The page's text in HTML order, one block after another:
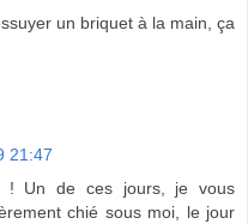
un briquet à la main, ça
21:47
! Un de ces jours, je vous
chié sous moi, le jour